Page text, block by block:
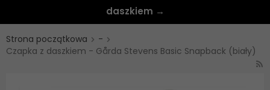
daszkiem →
Strona początkowa
-
Czapka z daszkiem - Gårda Stevens Basic Snapback (biały)